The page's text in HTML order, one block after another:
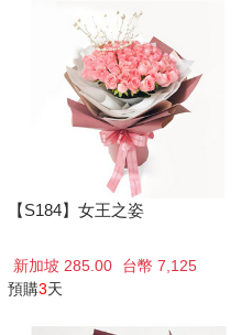
【S184】女王之姿
新加坡 285.00
台幣 7,125
預購3天